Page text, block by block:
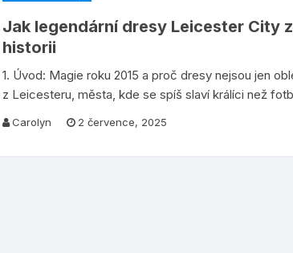
Jak legendární dresy Leicester City
historii
1. Úvod: Magie roku 2015 a proč dresy nejsou jen
z Leicesteru, města, kde se spíš slaví králíci než
Carolyn 2 července, 2025